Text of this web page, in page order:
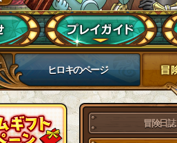
ヒロキのページ
冒険日誌